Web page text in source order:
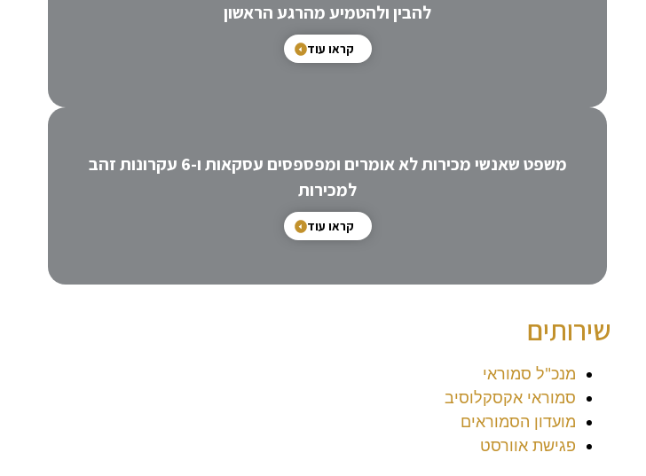
להבין ולהטמיע מהרגע הראשון
קראו עוד
משפט שאנשי מכירות לא אומרים ומפספסים עסקאות ו-6 עקרונות זהב
למכירות
קראו עוד
שירותים
מנכ"ל סמוראי
סמוראי אקסקלוסיב
מועדון הסמוראים
פגישת אוורסט